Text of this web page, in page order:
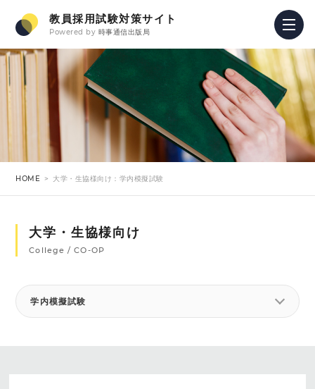
教員採用試験対策サイト
Powered by 時事通信出版局
HOME 大学・生協様向け：学内模擬試験
大学・生協様向け
College / CO-OP
学内模擬試験